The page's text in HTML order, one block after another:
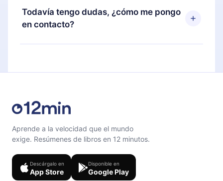
También puedes leer o escuchar tus títulos
favoritos sin conexión y desafiarte con un
puedes cancelar en cualquier momento y el
próximo ciclo de facturación no ocurrirá.
Todavía tengo dudas, ¿cómo me pongo
en contacto?
Siéntete libre de contactarnos en
Aprende a la velocidad que el mundo
exige. Resúmenes de libros en 12 minutos.
Descárgalo en
App Store
Disponible en
Google Play